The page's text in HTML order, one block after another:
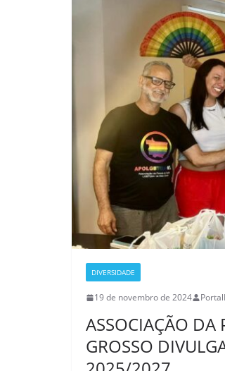
DIVERSIDADE
19 de novembro de 2024
ASSOCIAÇÃO
GROSSO